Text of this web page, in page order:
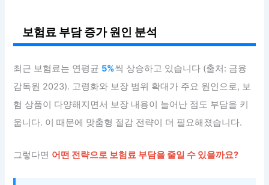
보험료 부담 증가 원인 분석
최근 보험료는 연평균 5%씩 상승하고 있습니다 (출처: 금융
감독원 2023). 고령화와 보장 범위 확대가 주요 원인으로, 보
험 상품이 다양해지면서 보장 내용이 늘어난 점도 부담을 키
웁니다. 이 때문에 맞춤형 절감 전략이 더 필요해졌습니다.
그렇다면 어떤 전략으로 보험료 부담을 줄일 수 있을까요?